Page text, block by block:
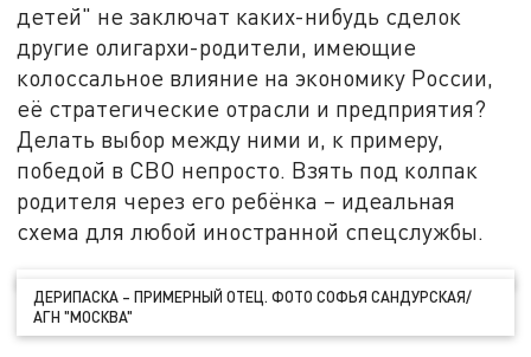
детей" не заключат каких-нибудь сделок
другие олигархи-родители, имеющие
колоссальное влияние на экономику России,
её стратегические отрасли и предприятия?
Делать выбор между ними и, к примеру,
победой в СВО непросто. Взять под колпак
родителя через его ребёнка – идеальная
схема для любой иностранной спецслужбы.
ДЕРИПАСКА – ПРИМЕРНЫЙ ОТЕЦ. ФОТО СОФЬЯ САНДУРСКАЯ/
АГН "МОСКВА"